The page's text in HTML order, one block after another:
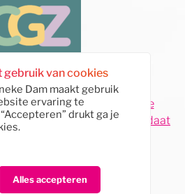
privacy en cookies
algemene
| website door
Kordaat
instellingen
gebruik van cookies
Dam maakt gebruik
ervaring te
drukt ga je
Alles accepteren